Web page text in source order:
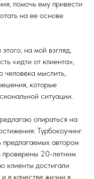
помочь ему привести
на ее основе
на мой взгляд,
«идти от клиента»,
человека мыслить,
которые
ситуации.
опираться на
Турбокоучинг
автором
проверены 20-летним
клиенты достигали
в качестве жизни в